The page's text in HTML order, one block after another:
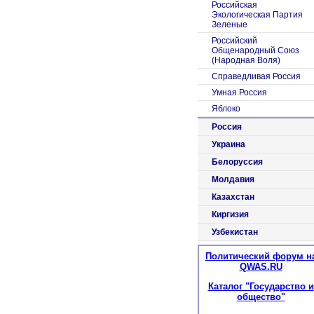
Российская
Экологическая Партия
Зеленые
Российский
Общенародный Союз
(Народная Воля)
Справедливая Россия
Умная Россия
Яблоко
Россия
Украина
Белоруссия
Молдавия
Казахстан
Киргизия
Узбекистан
Политический форум
QWAS.RU
Каталог "Государство и
общество"